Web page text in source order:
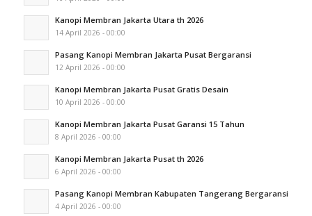
Kanopi Membran Jakarta Utara th 2026
14 April 2026 - 00:00
Pasang Kanopi Membran Jakarta Pusat Bergaransi
12 April 2026 - 00:00
Kanopi Membran Jakarta Pusat Gratis Desain
10 April 2026 - 00:00
Kanopi Membran Jakarta Pusat Garansi 15 Tahun
8 April 2026 - 00:00
Kanopi Membran Jakarta Pusat th 2026
6 April 2026 - 00:00
Pasang Kanopi Membran Kabupaten Tangerang Bergaransi
4 April 2026 - 00:00